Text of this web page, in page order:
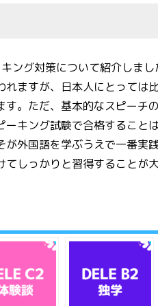
ング対策について紹介しまし
れますが、日本人にとっては
す。ただ、基本的なスピーチ
ーキング試験で合格すること
が外国語を学ぶうえで一番実
てしっかりと習得することが